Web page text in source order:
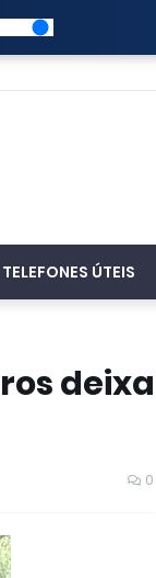
TELEFONES ÚTEIS
deixa
0